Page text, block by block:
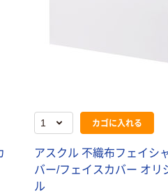
カゴに入れる
アスクル 不織布フェイシ
バー/フェイスカバー オリ
ル